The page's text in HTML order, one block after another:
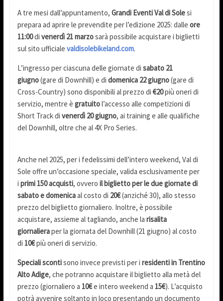
A tre mesi dall’appuntamento, Grandi Eventi Val di Solesi
prepara ad aprire le prevendite per l’edizione 2025: dalle ore
11:00di venerdì 21 marzosarà possibile acquistare i biglietti
sul sito ufficiale valdisolebikeland.com.
L’ingresso per ciascuna delle giornate di sabato 21
giugno(gare di Downhill) e di domenica 22 giugno(gare di
Cross-Country) sono disponibili al prezzo di€20più oneri di
servizio, mentre è gratuitol’accesso alle competizioni di
Short Track di venerdì 20 giugno, ai training e alle qualifiche
del Downhill, oltre che al 4X Pro Series.
Anche nel 2025, per i fedelissimi dell’intero weekend, Val di
Sole offre un’occasione speciale, valida esclusivamente per
i primi 150 acquisti, ovvero il biglietto per le due giornate di
sabato e domenicaal costo di 20€(anziché 30), allo stesso
prezzo del biglietto giornaliero. Inoltre, è possibile
acquistare, assieme al tagliando, anche la risalita
giornalieraper la giornata del Downhill (21 giugno) al costo
di 10€più oneri di servizio.
Speciali scontisono invece previsti per i residenti in Trentino
Alto Adige, che potranno acquistare il biglietto alla metà del
prezzo (giornaliero a 10€e intero weekend a 15€). L’acquisto
potrà avvenire soltanto in loco presentando un documento